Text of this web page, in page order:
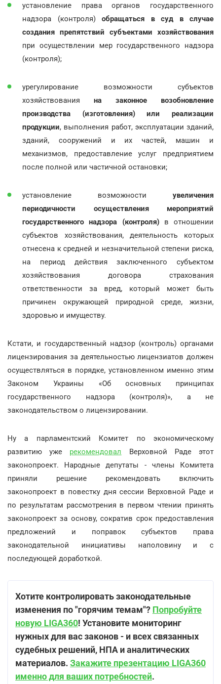
установление права органов государственного
надзора (контроля) обращаться в суд в случае
создания препятствий субъектами хозяйствования
при осуществлении мер государственного надзора
(контроля);
урегулирование возможности субъектов
хозяйствования на законное возобновление
производства (изготовления) или реализации
продукции, выполнения работ, эксплуатации зданий,
зданий, сооружений и их частей, машин и
механизмов, предоставление услуг предприятием
после полной или частичной остановки;
установление возможности увеличения
периодичности осуществления мероприятий
государственного надзора (контроля)в отношении
субъектов хозяйствования, деятельность которых
отнесена к средней и незначительной степени риска,
на период действия заключенного субъектом
хозяйствования договора страхования
ответственности за вред, который может быть
причинен окружающей природной среде, жизни,
здоровью и имуществу.
Кстати, и государственный надзор (контроль) органами
лицензирования за деятельностью лицензиатов должен
осуществляться в порядке, установленном именно этим
Законом Украины «Об основных принципах
государственного надзора (контроля)», а не
законодательством о лицензировании.
Ну а парламентский Комитет по экономическому
развитию уже рекомендовал Верховной Раде этот
законопроект. Народные депутаты - члены Комитета
приняли решение рекомендовать включить
законопроект в повестку дня сессии Верховной Раде и
по результатам рассмотрения в первом чтении принять
законопроект за основу, сократив срок предоставления
предложений и поправок субъектов права
законодательной инициативы наполовину и с
последующей доработкой.
Хотите контролировать законодательные
изменения по "горячим темам"? Попробуйте
новую LIGA360! Установите мониторинг
нужных для вас законов - и всех связанных
судебных решений, НПА и аналитических
материалов. Закажите презентацию LIGA360
именно для ваших потребностей.